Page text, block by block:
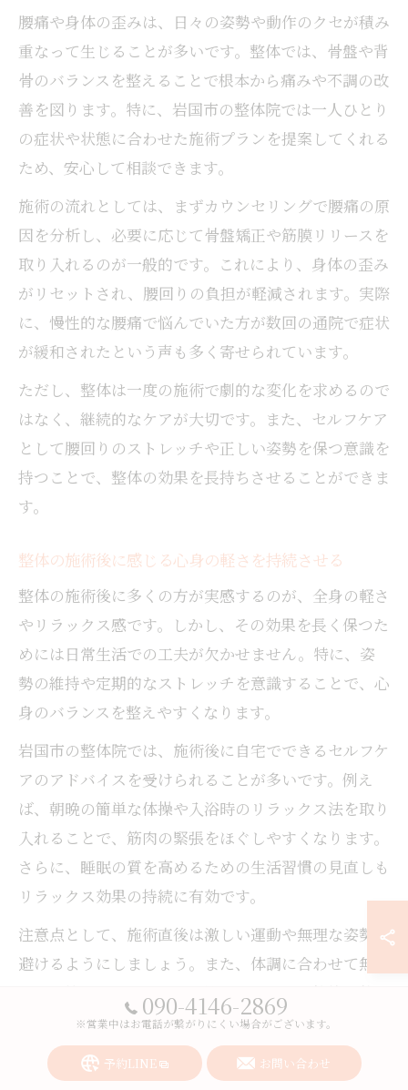
腰痛や身体の歪みは、日々の姿勢や動作のクセが積み
重なって生じることが多いです。整体では、骨盤や背
骨のバランスを整えることで根本から痛みや不調の改
善を図ります。特に、岩国市の整体院では一人ひとり
の症状や状態に合わせた施術プランを提案してくれる
ため、安心して相談できます。
施術の流れとしては、まずカウンセリングで腰痛の原
因を分析し、必要に応じて骨盤矯正や筋膜リリースを
取り入れるのが一般的です。これにより、身体の歪み
がリセットされ、腰回りの負担が軽減されます。実際
に、慢性的な腰痛で悩んでいた方が数回の通院で症状
が緩和されたという声も多く寄せられています。
ただし、整体は一度の施術で劇的な変化を求めるので
はなく、継続的なケアが大切です。また、セルフケア
として腰回りのストレッチや正しい姿勢を保つ意識を
持つことで、整体の効果を長持ちさせることができま
す。
整体の施術後に感じる心身の軽さを持続させる
整体の施術後に多くの方が実感するのが、全身の軽さ
やリラックス感です。しかし、その効果を長く保つた
めには日常生活での工夫が欠かせません。特に、姿
勢の維持や定期的なストレッチを意識することで、心
身のバランスを整えやすくなります。
岩国市の整体院では、施術後に自宅でできるセルフケ
アのアドバイスを受けられることが多いです。例え
ば、朝晩の簡単な体操や入浴時のリラックス法を取り
入れることで、筋肉の緊張をほぐしやすくなります。
さらに、睡眠の質を高めるための生活習慣の見直しも
リラックス効果の持続に有効です。
注意点として、施術直後は激しい運動や無理な姿勢を
避けるようにしましょう。また、体調に合わせて無理
のない範囲でセルフケアを続けることが、整体の効果
を最大限に引き出すポイントです。
整体通院を続けるコツとリラックス効果の維持
090-4146-2869
※営業中はお電話が繋がりにくい場合がございます。
予約LINE お問い合わせ